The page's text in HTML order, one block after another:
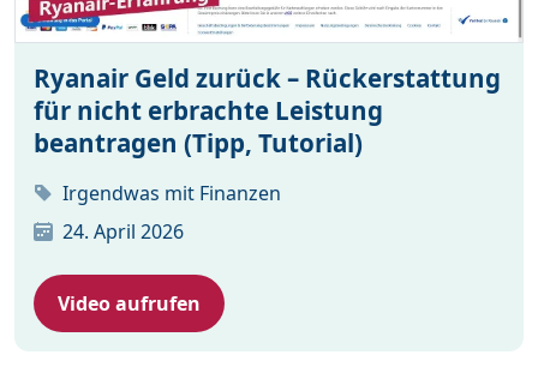
Ryanair Geld zurück – Rückerstattung
für nicht erbrachte Leistung
beantragen (Tipp, Tutorial)
Irgendwas mit Finanzen
24. April 2026
Video aufrufen